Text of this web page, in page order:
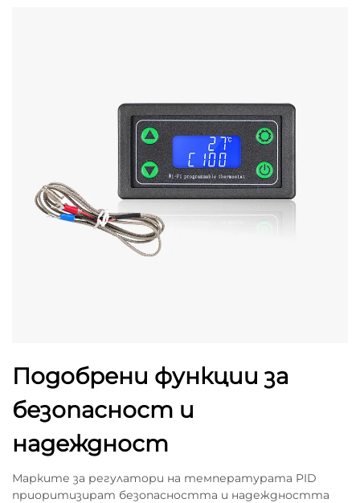
Подобрени функции за
безопасност и
надеждност
Марките за регулатори на температурата PID
приоритизират безопасността и надеждността